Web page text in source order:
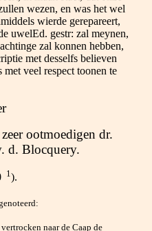
wezen, en was het wel
wierde gerepareert,
uwelEd. gestr: zal meynen,
zal konnen hebben,
met desselfs believen
veel respect toonen te
zeer ootmoedigen dr.
d. Blocquery.
1 ).
naar de Caap de